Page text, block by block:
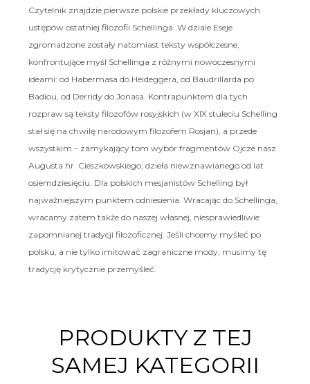
Czytelnik znajdzie pierwsze polskie przekłady kluczowych
ustępów ostatniej filozofii Schellinga. W dziale Eseje
zgromadzone zostały natomiast teksty współczesne,
konfrontujące myśl Schellinga z różnymi nowoczesnymi
ideami: od Habermasa do Heideggera, od Baudrillarda po
Badiou, od Derridy do Jonasa. Kontrapunktem dla tych
rozpraw są teksty filozofów rosyjskich (w XIX stuleciu Schelling
stał się na chwilę narodowym filozofem Rosjan), a przede
wszystkim – zamykający tom wybór fragmentów Ojcze nasz
Augusta hr. Cieszkowskiego, dzieła niewznawianego od lat
osiemdziesięciu. Dla polskich mesjanistów Schelling był
najważniejszym punktem odniesienia. Wracając do Schellinga,
wracamy zatem także do naszej własnej, niesprawiedliwie
zapomnianej tradycji filozoficznej. Jeśli chcemy myśleć po
polsku, a nie tylko imitować zagraniczne mody, musimy tę
tradycję krytycznie przemyśleć.
PRODUKTY Z TEJ
SAMEJ KATEGORII